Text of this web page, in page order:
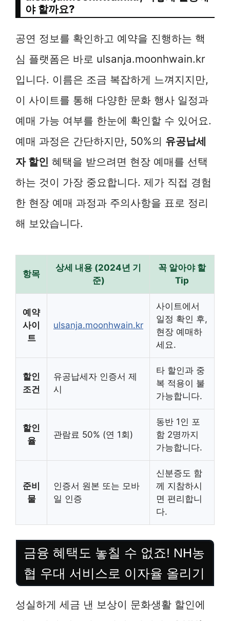
야 할까요?
공연 정보를 확인하고 예약을 진행하는 핵
심 플랫폼은 바로 ulsanja.moonhwain.kr
입니다. 이름은 조금 복잡하게 느껴지지만,
이 사이트를 통해 다양한 문화 행사 일정과
예매 가능 여부를 한눈에 확인할 수 있어요.
예매 과정은 간단하지만, 50%의 유공납세
자 할인 혜택을 받으려면 현장 예매를 선택
하는 것이 가장 중요합니다. 제가 직접 경험
한 현장 예매 과정과 주의사항을 표로 정리
해 보았습니다.
항목
상세 내용 (2024년 기
준)
꼭 알아야 할
Tip
예약
사이
트
ulsanja.moonhwain.kr
사이트에서
일정 확인 후,
현장 예매하
세요.
할인
조건
유공납세자 인증서 제
시
타 할인과 중
복 적용이 불
가능합니다.
할인
율
관람료 50% (연 1회)
동반 1인 포
함 2명까지
가능합니다.
준비
물
인증서 원본 또는 모바
일 인증
신분증도 함
께 지참하시
면 편리합니
다.
금융 혜택도 놓칠 수 없죠! NH농
협 우대 서비스로 이자율 올리기
성실하게 세금 낸 보상이 문화생활 할인에